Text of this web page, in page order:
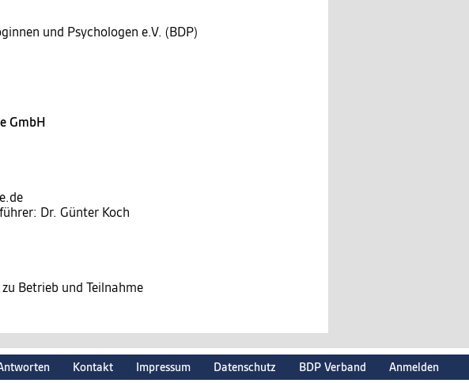
und Psychologen e.V. (BDP)
GmbH
Dr. Günter Koch
zu Betrieb und Teilnahme
Kontakt Impressum Datenschutz BDP Verband Anmelden